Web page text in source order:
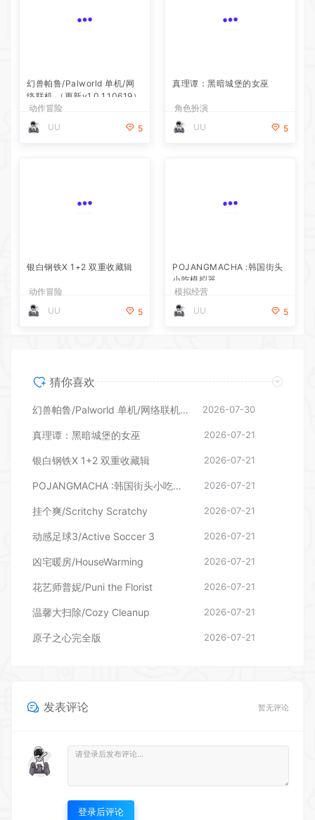
UU
真理谭：黑暗城堡的女巫
角色扮演
UU
5
POJANGMACHA :韩国街头
小吃模拟器
模拟经营
UU
5
猜你喜欢
幻兽帕鲁/Palworld 单机/网络联机 （更新v1.0.1.10619） 2026-07-30
真理谭：黑暗城堡的女巫 2026-07-21
银白钢铁X 1+2 双重收藏辑 2026-07-21
POJANGMACHA :韩国街头小吃模拟器 2026-07-21
挂个爽/Scritchy Scratchy 2026-07-21
动感足球3/Active Soccer 3 2026-07-21
凶宅暖房/HouseWarming 2026-07-21
花艺师普妮/Puni the Florist 2026-07-21
温馨大扫除/Cozy Cleanup 2026-07-21
原子之心完全版 2026-07-21
发表评论 暂无评论
登录后评论